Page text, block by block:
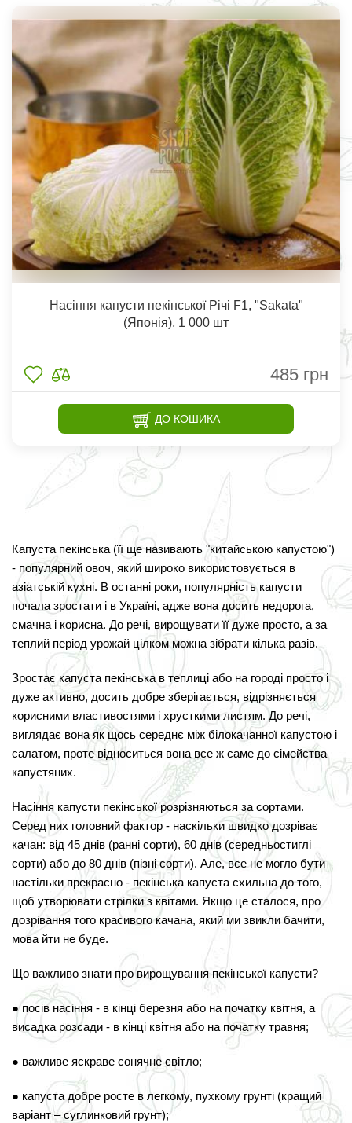
Насіння капусти пекінської Річі F1, "Sakata"
(Японія), 1 000 шт
485 грн
ДО КОШИКА
Капуста пекінська (її ще називають "китайською капустою")
- популярний овоч, який широко використовується в
азіатській кухні. В останні роки, популярність капусти
почала зростати і в Україні, адже вона досить недорога,
смачна і корисна. До речі, вирощувати її дуже просто, а за
теплий період урожай цілком можна зібрати кілька разів.
Зростає капуста пекінська в теплиці або на городі просто і
дуже активно, досить добре зберігається, відрізняється
корисними властивостями і хрусткими листям. До речі,
виглядає вона як щось середнє між білокачанної капустою і
салатом, проте відноситься вона все ж саме до сімейства
капустяних.
Насіння капусти пекінської розрізняються за сортами.
Серед них головний фактор - наскільки швидко дозріває
качан: від 45 днів (ранні сорти), 60 днів (середньостиглі
сорти) або до 80 днів (пізні сорти). Але, все не могло бути
настільки прекрасно - пекінська капуста схильна до того,
щоб утворювати стрілки з квітами. Якщо це сталося, про
дозрівання того красивого качана, який ми звикли бачити,
мова йти не буде.
Що важливо знати про вирощування пекінської капусти?
● посів насіння - в кінці березня або на початку квітня, а
висадка розсади - в кінці квітня або на початку травня;
● важливе яскраве сонячне світло;
● капуста добре росте в легкому, пухкому грунті (кращий
варіант – суглинковий грунт);